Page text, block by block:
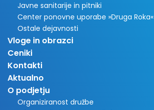
Javne sanitarije in pitniki
Center ponovne uporabe »Druga Roka«
Ostale dejavnosti
Vloge in obrazci
Ceniki
Kontakti
Aktualno
O podjetju
Organiziranost družbe